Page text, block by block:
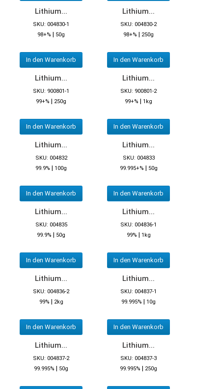
Lithium...
SKU: 004830-1
98+% | 50g
In den Warenkorb
Lithium...
SKU: 004830-2
98+% | 250g
In den Warenkorb
Lithium...
SKU: 900801-1
99+% | 250g
In den Warenkorb
Lithium...
SKU: 900801-2
99+% | 1kg
In den Warenkorb
Lithium...
SKU: 004832
99.9% | 100g
In den Warenkorb
Lithium...
SKU: 004833
99.995+% | 50g
In den Warenkorb
Lithium...
SKU: 004835
99.9% | 50g
In den Warenkorb
Lithium...
SKU: 004836-1
99% | 1kg
In den Warenkorb
Lithium...
SKU: 004836-2
99% | 2kg
In den Warenkorb
Lithium...
SKU: 004837-1
99.995% | 10g
In den Warenkorb
Lithium...
SKU: 004837-2
99.995% | 50g
Lithium...
SKU: 004837-3
99.995% | 250g